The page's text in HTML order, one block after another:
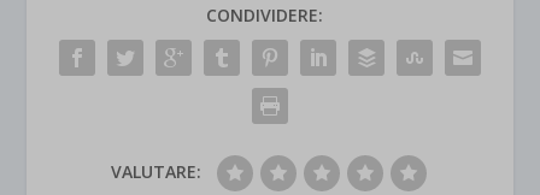
CONDIVIDERE:
VALUTARE: